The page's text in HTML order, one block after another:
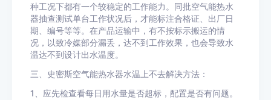
种工况下都有一个较稳定的工作能力。同批空气能热水
器抽查测试单台工作状况后，才能标注合格证、出厂日
期、编号等等。在产品运输中，有不按标示搬运的情
况，以致冷媒部分漏丢，达不到工作效果，也会导致水
温达不到设计出水温度。
三、史密斯空气能热水器水温上不去解决方法：
1、应先检查看每日用水量是否超标，配置是否有问题。